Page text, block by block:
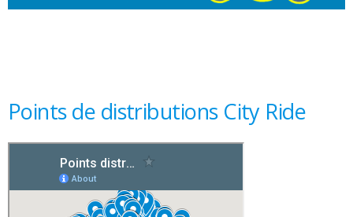
Points de distributions City Ride